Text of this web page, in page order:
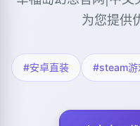
为您提供
#安卓直装 #steam游